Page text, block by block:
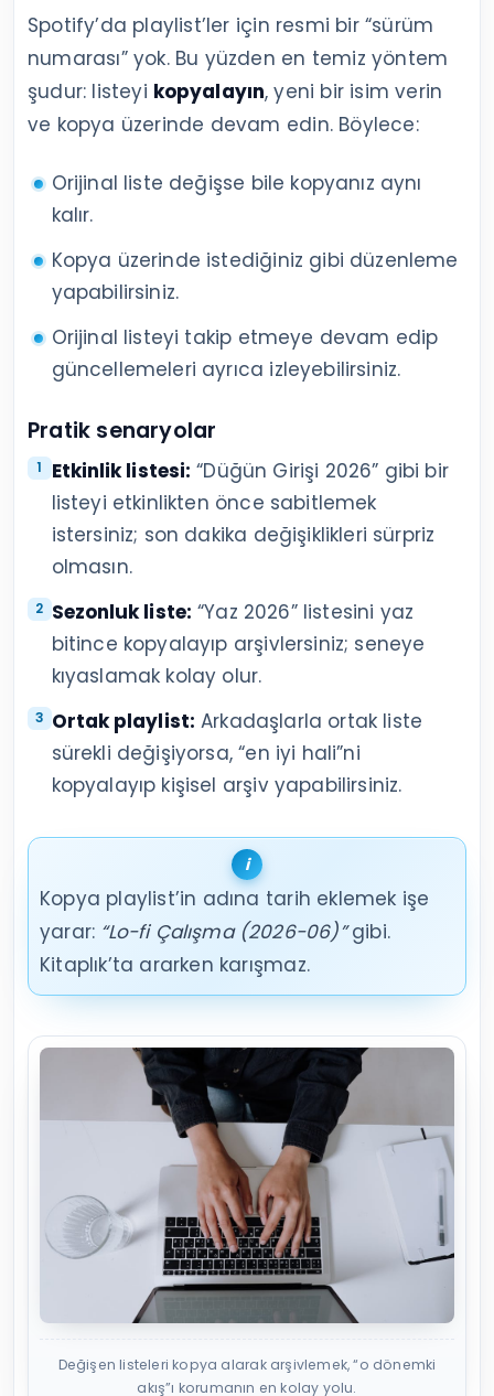
Spotify’da playlist’ler için resmi bir “sürüm
numarası” yok. Bu yüzden en temiz yöntem
şudur: listeyi kopyalayın, yeni bir isim verin
ve kopya üzerinde devam edin. Böylece:
Orijinal liste değişse bile kopyanız aynı
kalır.
Kopya üzerinde istediğiniz gibi düzenleme
yapabilirsiniz.
Orijinal listeyi takip etmeye devam edip
güncellemeleri ayrıca izleyebilirsiniz.
Pratik senaryolar
Etkinlik listesi: “Düğün Girişi 2026” gibi bir
listeyi etkinlikten önce sabitlemek
istersiniz; son dakika değişiklikleri sürpriz
olmasın.
Sezonluk liste: “Yaz 2026” listesini yaz
bitince kopyalayıp arşivlersiniz; seneye
kıyaslamak kolay olur.
Ortak playlist: Arkadaşlarla ortak liste
sürekli değişiyorsa, “en iyi hali”ni
kopyalayıp kişisel arşiv yapabilirsiniz.
Kopya playlist’in adına tarih eklemek işe
yarar: “Lo-fi Çalışma (2026-06)”gibi.
Kitaplık’ta ararken karışmaz.
Değişen listeleri kopya alarak arşivlemek, “o dönemki
akış”ı korumanın en kolay yolu.